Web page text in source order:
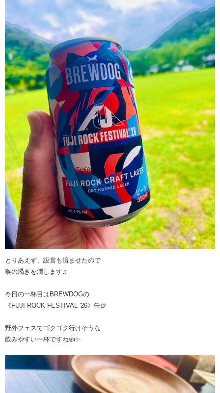
とりあえず、設営も済ませたので
喉の渇きを潤します♫
今日の一杯目はBREWDOGの
《FUJI ROCK FESTIVAL '26》缶🍺
野外フェスでゴクゴク行けそうな
飲みやすい一杯ですね👍✨